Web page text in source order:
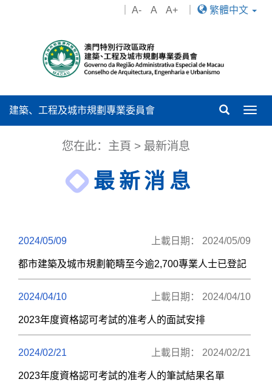
A- A A+ 繁體中文
建築、工程及城市規劃專業委員會
您在此： 主頁 > 最新消息
最新消息
2024/05/09 上載日期： 2024/05/09
都市建築及城市規劃範疇至今逾2,700專業人士已登記
2024/04/10 上載日期： 2024/04/10
2023年度資格認可考試的准考人的面試安排
2024/02/21 上載日期： 2024/02/21
2023年度資格認可考試的准考人的筆試結果名單